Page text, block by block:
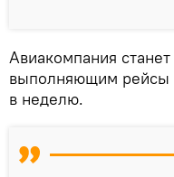
Авиакомпания
выполняющим рейсы
в неделю.